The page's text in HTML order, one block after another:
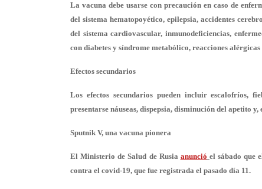
La vacuna debe usarse con precaución en caso de
del sistema hematopoyético, epilepsia, accidentes
del sistema cardiovascular, inmunodeficiencias,
con diabetes y síndrome metabólico, reacciones alérgicas
Efectos secundarios
Los efectos secundarios pueden incluir escalofríos,
presentarse náuseas, dispepsia, disminución del apetito
Sputnik V, una vacuna pionera
El Ministerio de Salud de Rusia anunció el sábado que
contra el covid-19, que fue registrada el pasado día 11.